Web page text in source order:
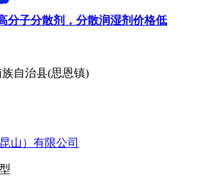
分子分散剂，分散润湿剂价格低
自治县(思恩镇)
山）有限公司